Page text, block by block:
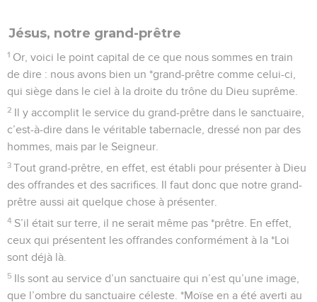
Jésus, notre grand-prêtre
1 Or, voici le point capital de ce que nous sommes en train
de dire : nous avons bien un *grand-prêtre comme celui-ci,
qui siège dans le ciel à la droite du trône du Dieu suprême.
2 Il y accomplit le service du grand-prêtre dans le sanctuaire,
c’est-à-dire dans le véritable tabernacle, dressé non par des
hommes, mais par le Seigneur.
3 Tout grand-prêtre, en effet, est établi pour présenter à Dieu
des offrandes et des sacrifices. Il faut donc que notre grand-
prêtre aussi ait quelque chose à présenter.
4 S’il était sur terre, il ne serait même pas *prêtre. En effet,
ceux qui présentent les offrandes conformément à la *Loi
sont déjà là.
5 Ils sont au service d’un sanctuaire qui n’est qu’une image,
que l’ombre du sanctuaire céleste. *Moïse en a été averti au